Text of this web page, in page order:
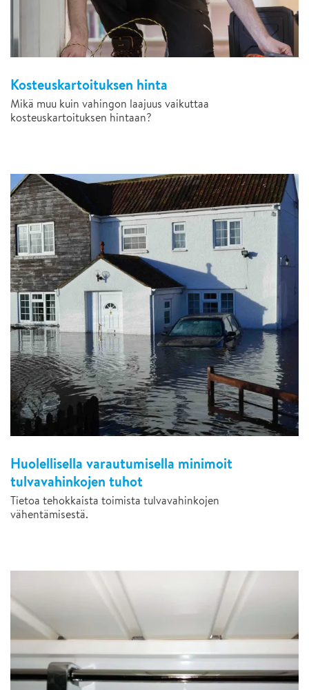
Kosteuskartoituksen hinta
Mikä muu kuin vahingon laajuus vaikuttaa
kosteuskartoituksen hintaan?
Huolellisella varautumisella minimoit
tulvavahinkojen tuhot
Tietoa tehokkaista toimista tulvavahinkojen
vähentämisestä.